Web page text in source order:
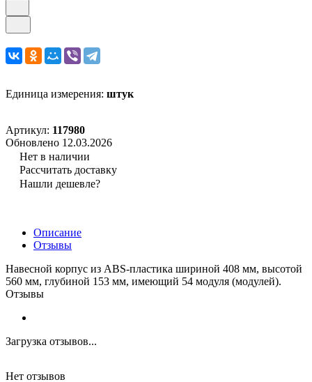
Единица измерения: штук
Артикул: 117980
Обновлено 12.03.2026
Нет в наличии
Рассчитать доставку
Нашли дешевле?
Описание
Отзывы
Навесной корпус из ABS-пластика шириной 408 мм, высотой
560 мм, глубиной 153 мм, имеющий 54 модуля (модулей).
Отзывы
Загрузка отзывов...
Нет отзывов